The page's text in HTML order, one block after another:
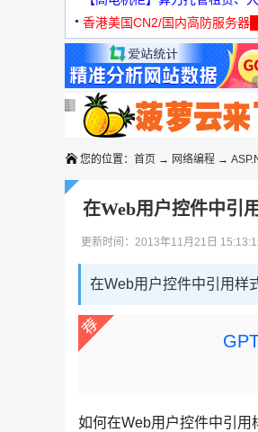
机
香港美国CN2/国内高防服务器
广告 商业广告，理性选择
广告 商业广告，理性选择
广告 商业广告，理性选择
您的位置： 首页 → 网络编程 →
在Web用户控件中引
更新时间：2013年11月21日
在Web用户控件中引用样
如何在Web用户控件中引用